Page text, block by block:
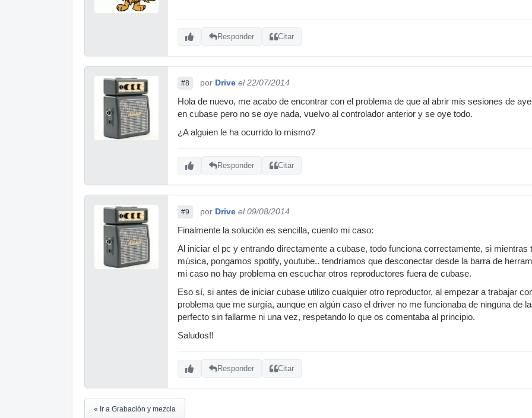
Responder Citar
#8 por Drive el 22/07/2014
Hola de nuevo, me acabo de encontrar con el problema de que al abrir mis sesiones de
en cubase pero no se oye nada, vuelvo al controlador anterior y se oye todo.
¿A alguien le ha ocurrido lo mismo?
Responder Citar
#9 por Drive el 09/08/2014
Finalmente la solución es sencilla, cuento mi caso:
Al iniciar el pc y entrando directamente a cubase, todo funciona correctamente, si
música, pongamos spotify, youtube.. tendríamos que desconectar desde la barra de
mi caso no hay problema en escuchar otros reproductores fuera de cubase.
Eso sí, si antes de iniciar cubase utilizo cualquier otro reproductor, al empezar a trabajar
problema que me surgía, aunque en algún caso el driver no me funcionaba de ninguna de
perfecto sin fallarme ni una vez, respetando lo que os comentaba al principio.
Saludos!!
Responder Citar
« Ir a Grabación y mezcla